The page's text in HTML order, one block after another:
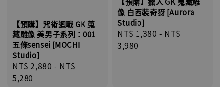
【預購】咒術迴戰 GK 蒐
藏雕像 美男子系列：001
五條sensei [MOCHI
Studio]
Regular
price
NT$ 2,880 - NT$
5,280
像 白西裝奇犽 [Aurora
Studio]
Regular
price
NT$ 1,380 - NT$
3,980